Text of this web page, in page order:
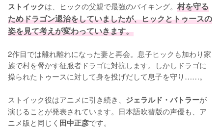
ストイックは、ヒックの父親で最強のバイキング。 村を守る
ためドラゴン退治をしていましたが、ヒックとトゥースの
姿を見て考えが変わっていきます。
2作目では離れ離れになった妻と再会。息子ヒックも加わり家
族で村を脅かす征服者ドラゴに対抗します。しかしドラゴに
操られたトゥースに対して身を投げだして息子を守り……。
ストイック役はアニメに引き続き、 ジェラルド・バトラーが
演じることが発表されています。日本語吹替版の声優も、ア
ニメ版と同じく 田中正彦です。